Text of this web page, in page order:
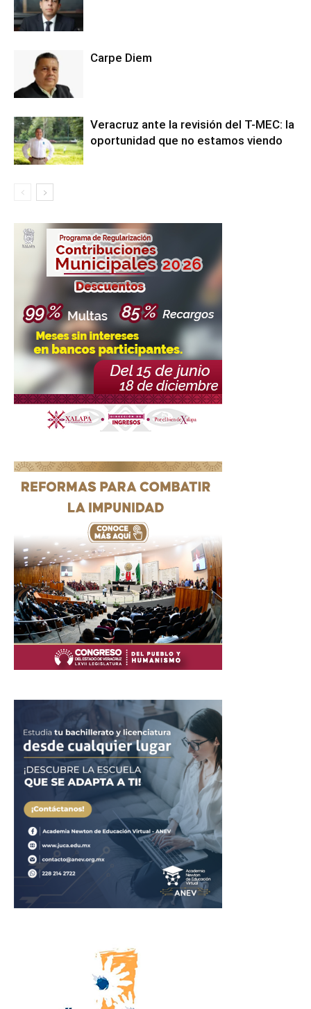
Carpe Diem
Veracruz ante la revisión del T-MEC: la
oportunidad que no estamos viendo